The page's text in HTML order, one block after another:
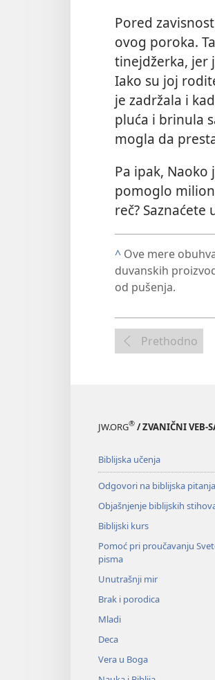
Pored
ovog poroka.
tinejdžerka, jer
Iako su joj
je zadržala i
pluća i brinula
mogla da
Pa ipak,
pomoglo
reč? Saznaćete
^ Ove mere
duvanskih
od pušenja.
Prethodno
JW.ORG® / ZVANIČNI VEB-
Biblijska učenja
Odgovori na biblijska pitanja
Objašnjenje biblijskih
Biblijski kurs
Pomoć pri proučavanju
pisma
Unutrašnji mir
Brak i porodica
Mladi
Deca
Vera u Boga